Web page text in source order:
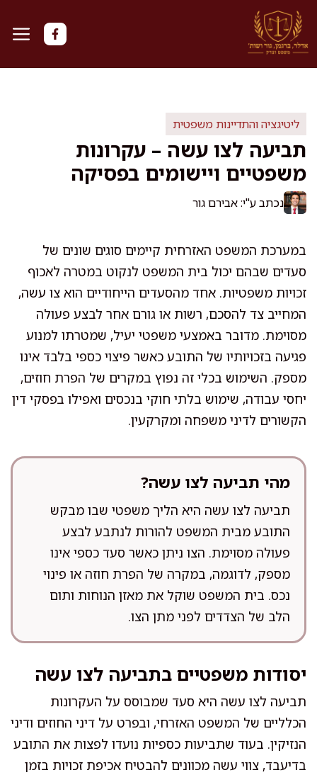
לדלג
לתוכן
ליטיגציה והתדיינות משפטית
תביעה לצו עשה – עקרונות
משפטיים ויישומים בפסיקה
נכתב ע"י: אבירם גור
במערכת המשפט האזרחית קיימים סוגים שונים של
סעדים שבהם יכול בית המשפט לנקוט במטרה לאכוף
זכויות משפטיות. אחד מהסעדים הייחודיים הוא צו עשה,
המחייב צד להסכם, רשות או גורם אחר לבצע פעולה
מסוימת. מדובר באמצעי משפטי יעיל, שמטרתו למנוע
פגיעה בזכויותיו של התובע כאשר פיצוי כספי בלבד אינו
מספק. השימוש בכלי זה נפוץ במקרים של הפרת חוזים,
יחסי עבודה, שימוש בלתי חוקי בנכסים ואפילו בפסקי דין
הקשורים לדיני משפחה ומקרקעין.
מהי תביעה לצו עשה?
תביעה לצו עשה היא הליך משפטי שבו מבקש
התובע מבית המשפט להורות לנתבע לבצע
פעולה מסוימת. הצו ניתן כאשר סעד כספי אינו
מספק, לדוגמה, במקרה של הפרת חוזה או פינוי
נכס. בית המשפט שוקל את מאזן הנוחות ותום
הלב של הצדדים לפני מתן הצו.
יסודות משפטיים בתביעה לצו עשה
תביעה לצו עשה היא סעד שמבוסס על העקרונות
הכלליים של המשפט האזרחי, ובפרט על דיני החוזים ודיני
הנזיקין. בעוד שתביעות כספיות נועדו לפצות את התובע
בדיעבד, צווי עשה מכוונים להבטיח אכיפת זכויות בזמן